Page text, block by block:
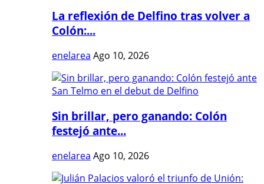
La reflexión de Delfino tras volver a
Colón:...
enelarea Ago 10, 2026
Sin brillar, pero ganando: Colón
festejó ante...
enelarea Ago 10, 2026